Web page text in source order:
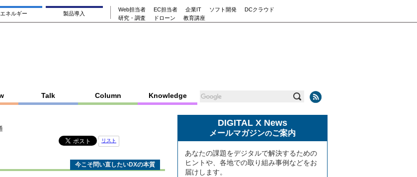
エネルギー 製品導入
Web担当者 EC担当者 企業IT ソフト開発
DCクラウド
研究・調査
ドローン 教育講座
Talk Column Knowledge
リスト
今こそ問い直したいDXの本質
DIGITAL X News
メールマガジンのご案内
あなたの課題をデジタルで解決するための
ヒントや、各地での取り組み事例などをお
届けします。